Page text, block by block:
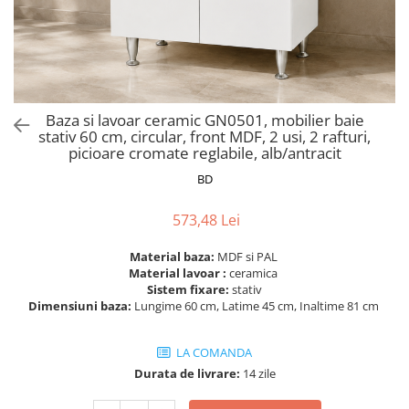
Saltele Pocket
Saltele cu arcuri impachetate
individual
Saltele Memory Pocket
Saltele Memory Foam
Saltele Memory Pocket
Saltele cu plasa arcuri
Saltele cu spuma poliuretanica
Saltele 140x200
Noptiere
Paturi
Seturi de pat si saltea
Masute de toaleta
Mobilier living
Scaune pentru living
Seturi comode living si vitrine
Scaune ergonomice
Etajere Birou
Scaune pentru birou
Scaune pentru vizitatori
Scaune birou
Scaune profesionale
Scaune Lemn
Scaune birou copii
Scaune resigilate
Baza si lavoar ceramic GN0501, mobilier baie
stativ 60 cm, circular, front MDF, 2 usi, 2 rafturi,
picioare cromate reglabile, alb/antracit
BD
573,48 Lei
Material baza: MDF si PAL
Material lavoar : ceramica
Sistem fixare: stativ
Dimensiuni baza: Lungime 60 cm, Latime 45 cm, Inaltime 81 cm
LA COMANDA
Durata de livrare: 14 zile